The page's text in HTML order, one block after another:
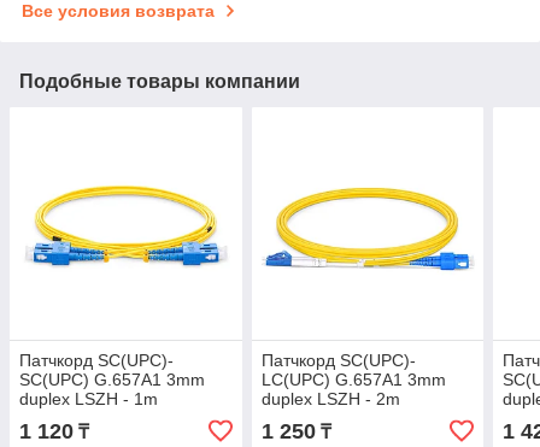
Все условия возврата
Подобные товары компании
Патчкорд SC(UPC)-
SC(UPC) G.657A1 3mm
duplex LSZH - 1m
1 120 ₸
Патчкорд SC(UPC)-
LC(UPC) G.657A1 3mm
duplex LSZH - 2m
1 250₸ 1